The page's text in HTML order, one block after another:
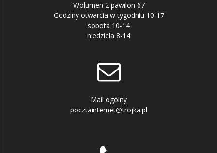
Wolumen 2 pawilon 67
Godziny otwarcia w tygodniu 10-17
sobota 10-14
niedziela 8-14
Mail ogólny
pocztainternet@trojka.pl